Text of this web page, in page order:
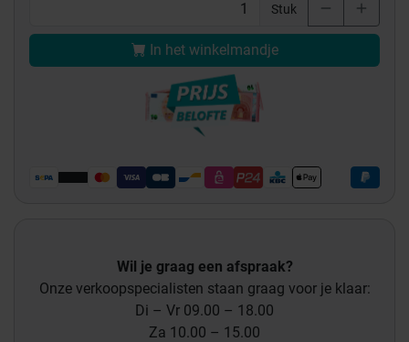
Stuk
In het winkelmandje
Wil je graag een afspraak?
Onze verkoopspecialisten staan graag voor je klaar:
Di – Vr 09.00 – 18.00
Za 10.00 – 15.00